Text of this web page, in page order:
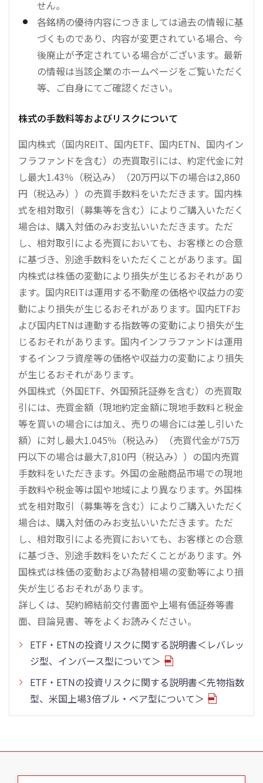
せん。
各銘柄の優待内容につきましては過去の情報に基
づくものであり、内容が変更されている場合、今
後廃止が予定されている場合がございます。最新
の情報は当該企業のホームページをご覧いただく
等、ご自身にてご確認ください。
株式の手数料等およびリスクについて
国内株式（国内REIT、国内ETF、国内ETN、国内イン
フラファンドを含む）の売買取引には、約定代金に対
し最大1.43％（税込み）（20万円以下の場合は2,860
円（税込み））の売買手数料をいただきます。国内株
式を相対取引（募集等を含む）によりご購入いただく
場合は、購入対価のみお支払いいただきます。ただ
し、相対取引による売買においても、お客様との合意
に基づき、別途手数料をいただくことがあります。国
内株式は株価の変動により損失が生じるおそれがあり
ます。国内REITは運用する不動産の価格や収益力の変
動により損失が生じるおそれがあります。国内ETFお
よび国内ETNは連動する指数等の変動により損失が生
じるおそれがあります。国内インフラファンドは運用
するインフラ資産等の価格や収益力の変動により損失
が生じるおそれがあります。
外国株式（外国ETF、外国預託証券を含む）の売買取
引には、売買金額（現地約定金額に現地手数料と税金
等を買いの場合には加え、売りの場合には差し引いた
額）に対し最大1.045％（税込み）（売買代金が75万
円以下の場合は最大7,810円（税込み））の国内売買
手数料をいただきます。外国の金融商品市場での現地
手数料や税金等は国や地域により異なります。外国株
式を相対取引（募集等を含む）によりご購入いただく
場合は、購入対価のみお支払いいただきます。ただ
し、相対取引による売買においても、お客様との合意
に基づき、別途手数料をいただくことがあります。外
国株式は株価の変動および為替相場の変動等により損
失が生じるおそれがあります。
詳しくは、契約締結前交付書面や上場有価証券等書
面、目論見書、等をよくお読みください。
ETF・ETNの投資リスクに関する説明書＜レバレッ
ジ型、インバース型について＞
ETF・ETNの投資リスクに関する説明書＜先物指数
型、米国上場3倍ブル・ベア型について＞
こ